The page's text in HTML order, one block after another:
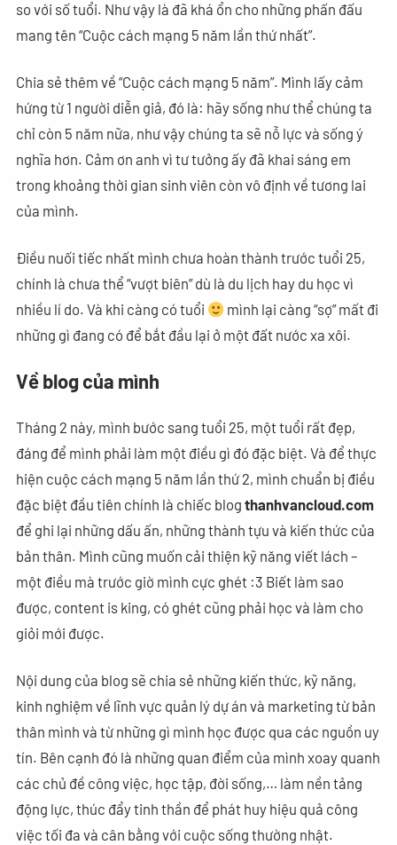
so với số tuổi. Như vậy là đã khá ổn cho những phấn đấu
mang tên “Cuộc cách mạng 5 năm lần thứ nhất”.
Chia sẻ thêm về “Cuộc cách mạng 5 năm”. Mình lấy cảm
hứng từ 1 người diễn giả, đó là: hãy sống như thể chúng ta
chỉ còn 5 năm nữa, như vậy chúng ta sẽ nỗ lực và sống ý
nghĩa hơn. Cảm ơn anh vì tư tưởng ấy đã khai sáng em
trong khoảng thời gian sinh viên còn vô định về tương lai
của mình.
Điều nuối tiếc nhất mình chưa hoàn thành trước tuổi 25,
chính là chưa thể “vượt biên” dù là du lịch hay du học vì
nhiều lí do. Và khi càng có tuổi
mình lại càng “sợ” mất đi
những gì đang có để bắt đầu lại ở một đất nước xa xôi.
Về blog của mình
Tháng 2 này, mình bước sang tuổi 25, một tuổi rất đẹp,
đáng để mình phải làm một điều gì đó đặc biệt. Và để thực
hiện cuộc cách mạng 5 năm lần thứ 2, mình chuẩn bị điều
đặc biệt đầu tiên chính là chiếc blog thanhvancloud.com
để ghi lại những dấu ấn, những thành tựu và kiến thức của
bản thân. Mình cũng muốn cải thiện kỹ năng viết lách –
một điều mà trước giờ mình cực ghét :3 Biết làm sao
được, content is king, có ghét cũng phải học và làm cho
giỏi mới được.
Nội dung của blog sẽ chia sẻ những kiến thức, kỹ năng,
kinh nghiệm về lĩnh vực quản lý dự án và marketing từ bản
thân mình và từ những gì mình học được qua các nguồn uy
tín. Bên cạnh đó là những quan điểm của mình xoay quanh
các chủ đề công việc, học tập, đời sống,… làm nền tảng
động lực, thúc đẩy tinh thần để phát huy hiệu quả công
việc tối đa và cân bằng với cuộc sống thường nhật.